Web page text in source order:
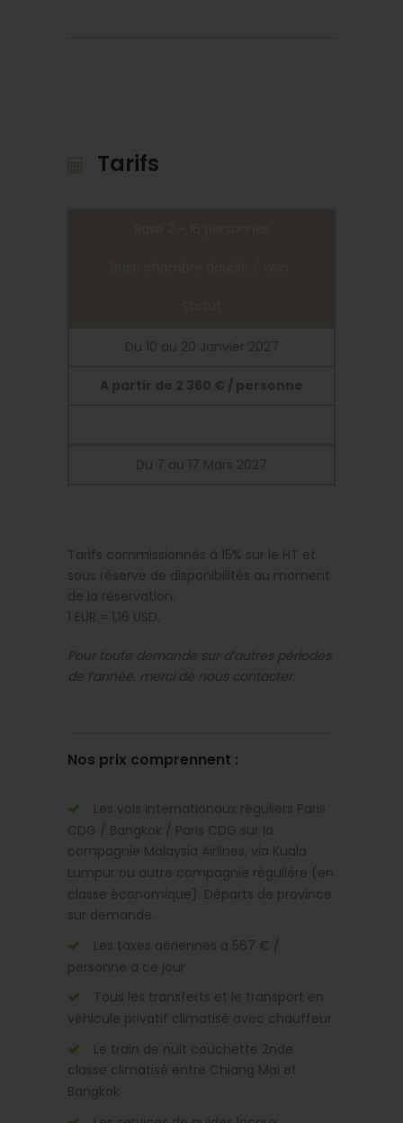
Tarifs
Du 10 au 20 Janvier 2027
A partir de 2 360 € / personne
Du 7 au 17 Mars 2027
Tarifs commissionnés à 15% sur le HT et
sous réserve de disponibilités au moment
de la réservation.
1 EUR = 1,16 USD.
Pour toute demande sur d’autres périodes
de l’année, merci de nous contacter.
Nos prix comprennent :
Les vols internationaux réguliers Paris
CDG / Bangkok / Paris CDG sur la
compagnie Malaysia Airlines, via Kuala
Lumpur ou autre compagnie régulière (en
classe économique). Départs de province
sur demande.
Les taxes aériennes à 567 € /
personne à ce jour
Tous les transferts et le transport en
véhicule privatif climatisé avec chauffeur
Le train de nuit couchette 2nde
classe climatisé entre Chiang Mai et
Bangkok